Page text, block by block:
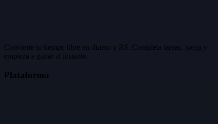
Convierte tu tiempo libre en dinero y R$. Completa tareas, juega y
empieza a ganar al instante.
Plataforma